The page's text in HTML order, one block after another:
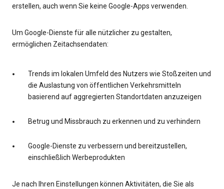
erstellen, auch wenn Sie keine Google-Apps verwenden.
Um Google-Dienste für alle nützlicher zu gestalten,
ermöglichen Zeitachsendaten:
Trends im lokalen Umfeld des Nutzers wie Stoßzeiten und
die Auslastung von öffentlichen Verkehrsmitteln
basierend auf aggregierten Standortdaten anzuzeigen
Betrug und Missbrauch zu erkennen und zu verhindern
Google-Dienste zu verbessern und bereitzustellen,
einschließlich Werbeprodukten
Je nach Ihren Einstellungen können Aktivitäten, die Sie als